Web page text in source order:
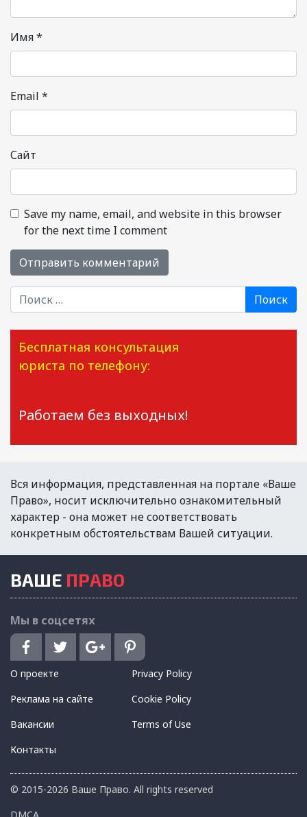
Имя*
Email *
Сайт
Save my name, email, and website in this browser
for the next time I comment
Поиск
Бесплатная консультация
юриста по телефону:
Работаем без выходных!
Вся информация, представленная на портале «Ваше
Право», носит исключительно ознакомительный
характер - она может не соответствовать
конкретным обстоятельствам Вашей ситуации.
ВАШЕ ПРАВО
Мы в соцсетях
О проекте
Реклама на сайте
Вакансии
Контакты
Privacy Policy
Cookie Policy
Terms of Use
© 2015-2026 Ваше Право. All rights reserved